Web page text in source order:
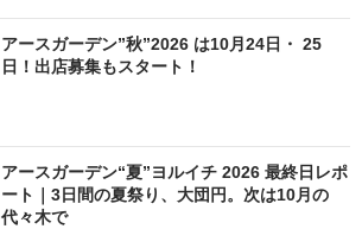
アースガーデン”秋”2026 は10月24日・ 25
日！出店募集もスタート！
アースガーデン“夏”ヨルイチ 2026 最終日レポ
ート｜3日間の夏祭り、大団円。次は10月の
代々木で